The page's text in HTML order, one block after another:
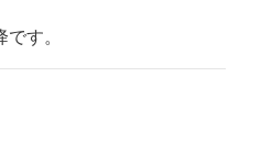
す。